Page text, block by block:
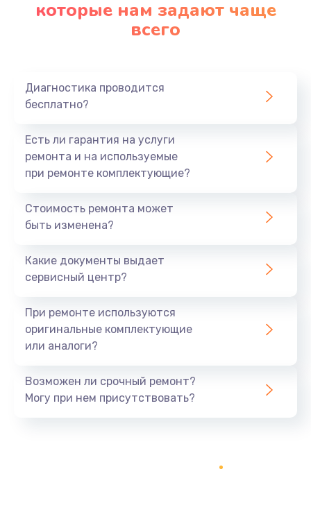
которые нам задают чаще
всего
Диагностика проводится
бесплатно?
Есть ли гарантия на услуги
ремонта и на используемые
при ремонте комплектующие?
Стоимость ремонта может
быть изменена?
Какие документы выдает
сервисный центр?
При ремонте используются
оригинальные комплектующие
или аналоги?
Возможен ли срочный ремонт?
Могу при нем присутствовать?